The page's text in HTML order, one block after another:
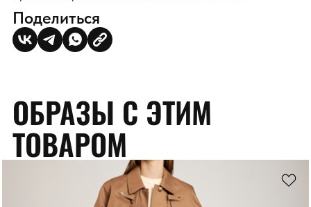
Поделиться
ОБРАЗЫ С ЭТИМ
ТОВАРОМ